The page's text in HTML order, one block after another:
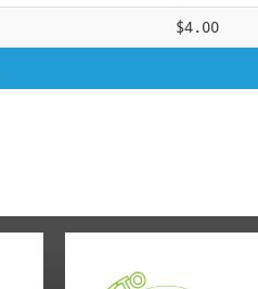
$4.00